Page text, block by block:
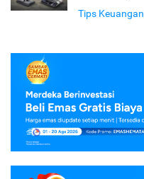
Tips Keuangan